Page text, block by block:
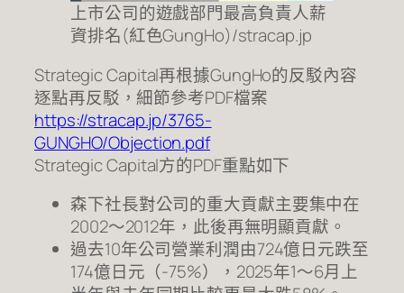
上市公司的遊戲部門最高負責人薪
資排名(紅色GungHo)/stracap.jp
Strategic Capital再根據GungHo的反駁內容
逐點再反駁，細節參考PDF檔案
https://stracap.jp/3765-
GUNGHO/Objection.pdf
Strategic Capital方的PDF重點如下
森下社長對公司的重大貢獻主要集中在
2002～2012年，此後再無明顯貢獻。
過去10年公司營業利潤由724億日元跌至
174億日元（-75%），2025年1～6月上